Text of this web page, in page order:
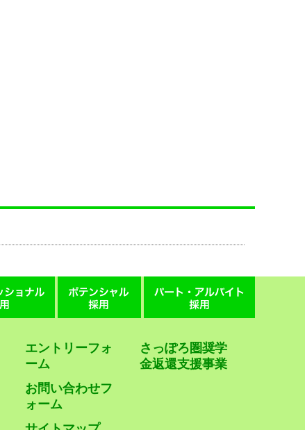
エントリーフォ
ーム
お問い合わせフ
ォーム
さっぽろ圏奨学
金返還支援事業